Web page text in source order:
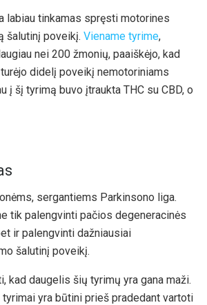
labiau tinkamas spręsti motorines
šalutinį poveikį. Viename tyrime,
nei 200 žmonių, paaiškėjo, kad
didelį poveikį nemotoriniams
į šį tyrimą buvo įtraukta THC su CBD, o
sergantiems Parkinsono liga.
tik palengvinti pačios degeneracinės
ir palengvinti dažniausiai
šalutinį poveikį.
kad daugelis šių tyrimų yra gana maži.
yra būtini prieš pradedant vartoti